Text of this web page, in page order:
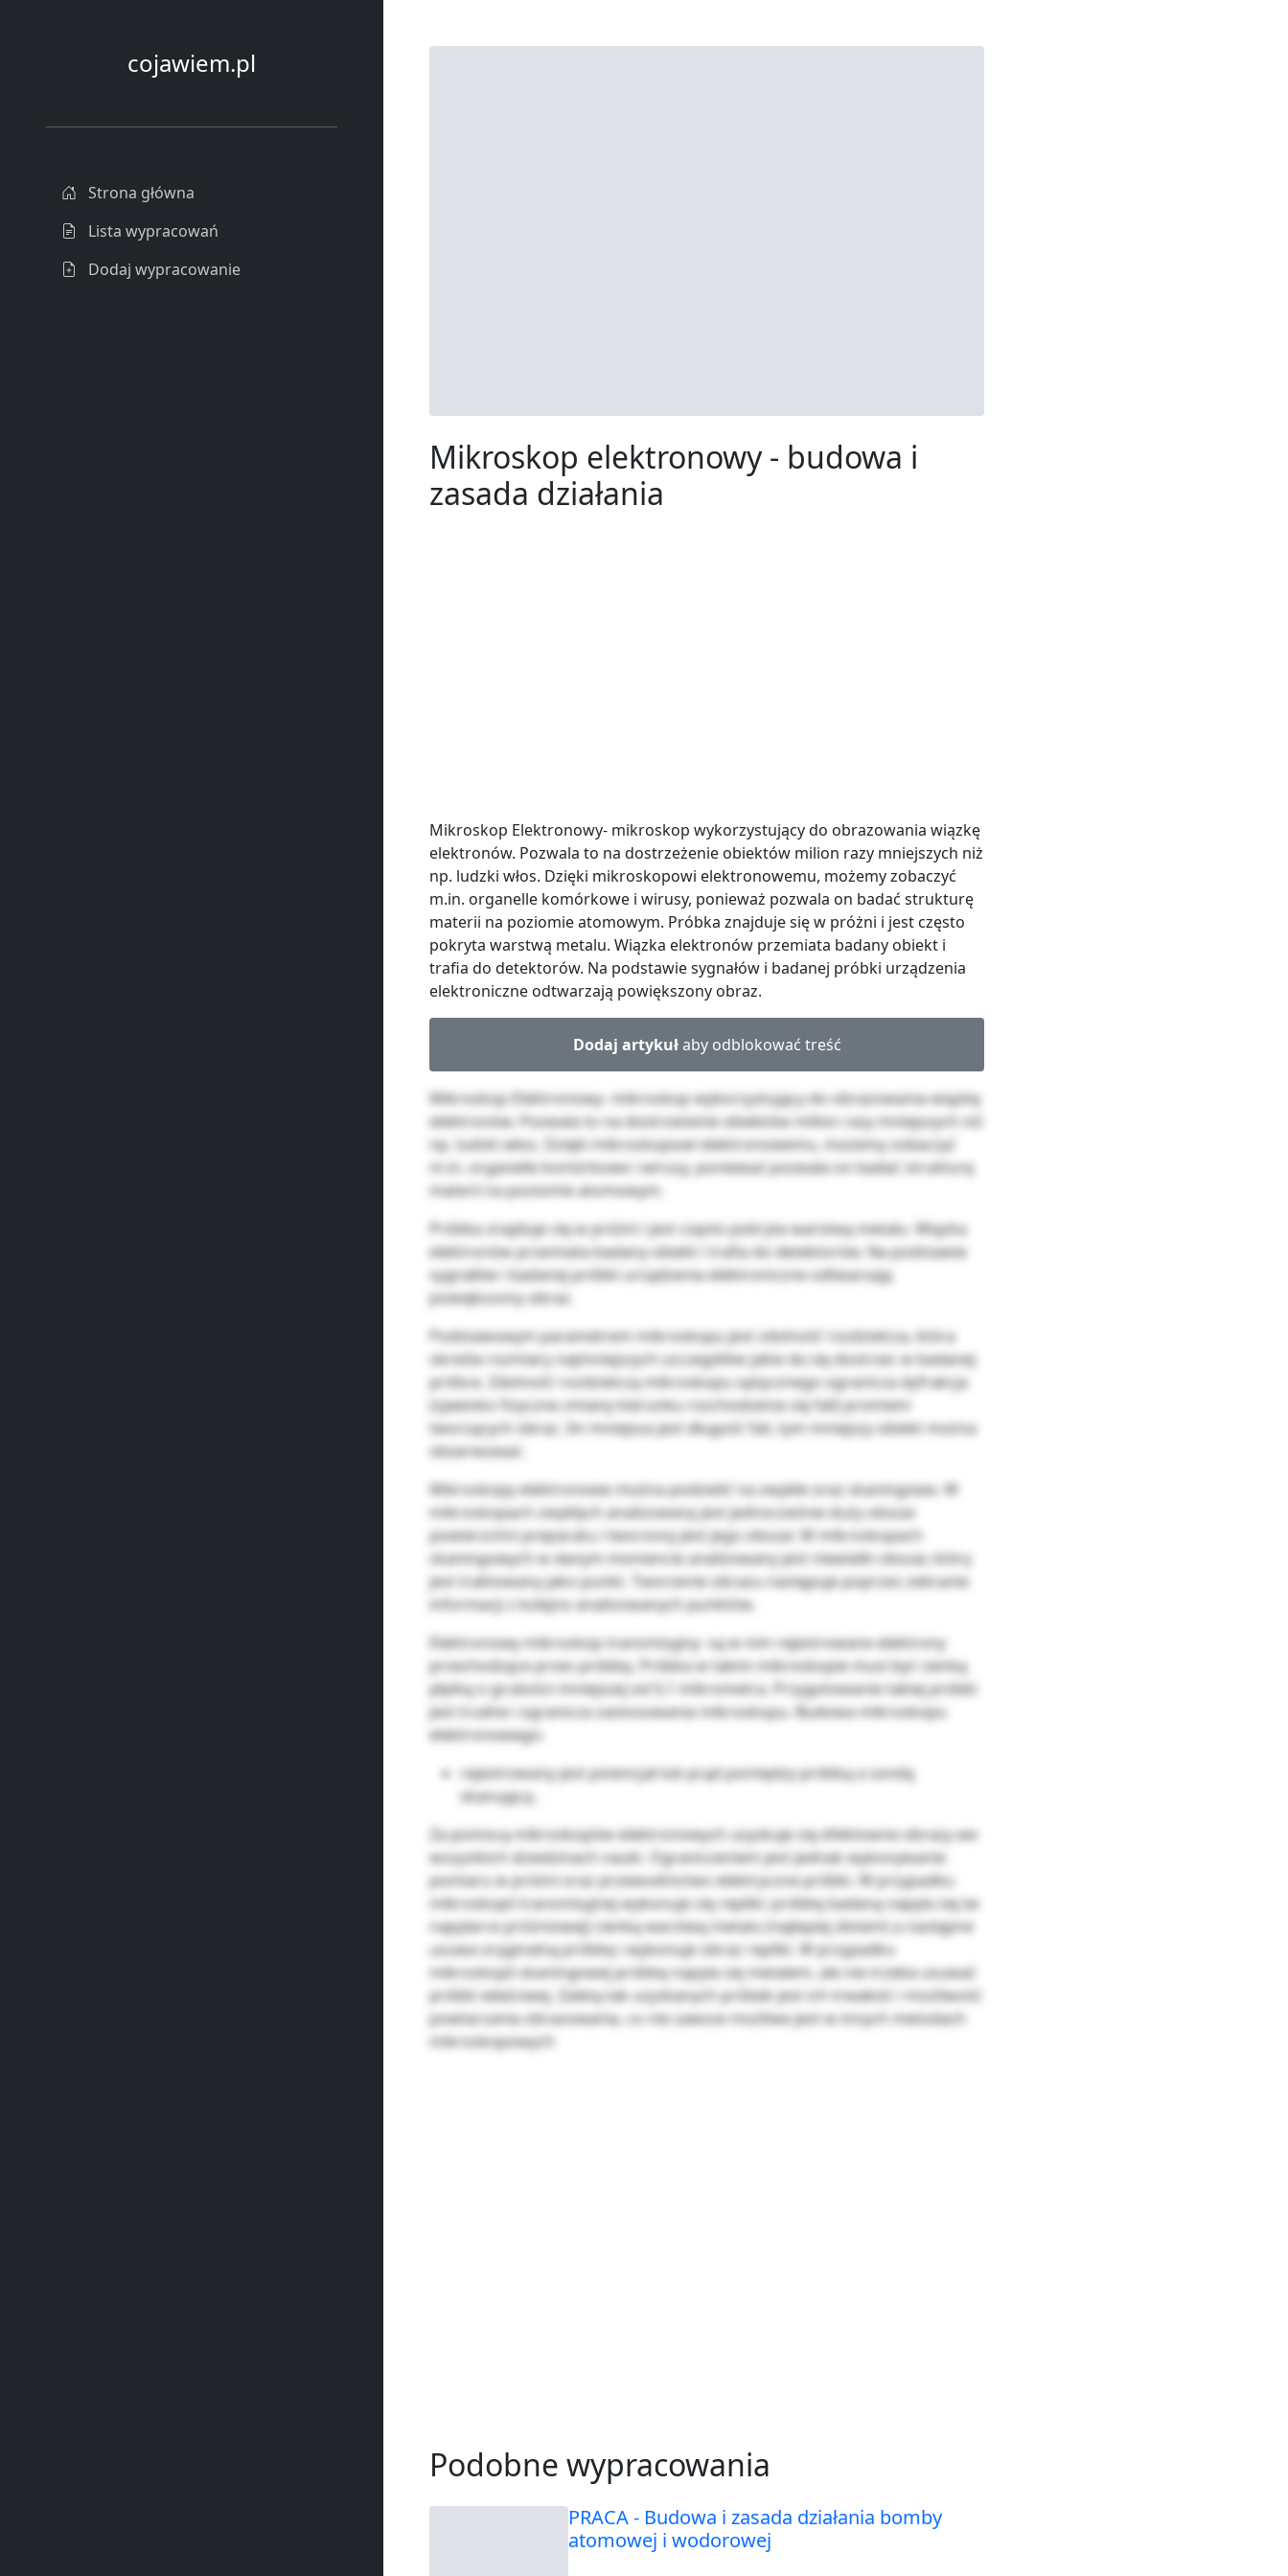
cojawiem.pl
Strona główna
Lista wypracowań
Dodaj wypracowanie
Mikroskop elektronowy - budowa i
zasada działania
Mikroskop Elektronowy- mikroskop wykorzystujący do obrazowania wiązkę
elektronów. Pozwala to na dostrzeżenie obiektów milion razy mniejszych niż
np. ludzki włos. Dzięki mikroskopowi elektronowemu, możemy zobaczyć
m.in. organelle komórkowe i wirusy, ponieważ pozwala on badać strukturę
materii na poziomie atomowym. Próbka znajduje się w próżni i jest często
pokryta warstwą metalu. Wiązka elektronów przemiata badany obiekt i
trafia do detektorów. Na podstawie sygnałów i badanej próbki urządzenia
elektroniczne odtwarzają powiększony obraz.
Dodaj artykułaby odblokować treść
Mikroskop Elektronowy- mikroskop wykorzystujący do obrazowania wiązkę
elektronów. Pozwala to na dostrzeżenie obiektów milion razy mniejszych niż
np. ludzki włos. Dzięki mikroskopowi elektronowemu, możemy zobaczyć
m.in. organelle komórkowe i wirusy, ponieważ pozwala on badać strukturę
materii na poziomie atomowym.
Próbka znajduje się w próżni i jest często pokryta warstwą metalu. Wiązka
elektronów przemiata badany obiekt i trafia do detektorów. Na podstawie
sygnałów i badanej próbki urządzenia elektroniczne odtwarzają
powiększony obraz.
Podstawowym parametrem mikroskopu jest zdolność rozdzielcza, która
określa rozmiary najmniejszych szczegółów jakie da się dostrzec w badanej
próbce. Zdolność rozdzielczą mikroskopu optycznego ogranicza dyfrakcja
(zjawisko fizyczne zmiany kierunku rozchodzenia się fali) promieni
tworzących obraz. Im mniejsza jest długość fali, tym mniejszy obiekt można
obserwować.
Mikroskopy elektronowe można podzielić na zwykłe oraz skaningowe. W
mikroskopach zwykłych analizowany jest jednocześnie duży obszar
powierzchni preparatu i tworzony jest jego obszar. W mikroskopach
skaningowych w danym momencie analizowany jest niewielki obszar, który
jest traktowany jako punkt. Tworzenie obrazu następuje poprzez zebranie
informacji z kolejno analizowanych punktów.
Elektronowy mikroskop transmisyjny- są w nim rejestrowane elektrony
przechodzące przez próbkę. Próbka w takim mikroskopie musi być cienką
płytką o grubości mniejszej od 0,1 mikrometra. Przygotowanie takiej próbki
jest trudne i ogranicza zastosowania mikroskopu. Budowa mikroskopu
elektronowego:
rejestrowany jest potencjał lub prąd pomiędzy próbką a sondą
skanującą .
Za pomocą mikroskopów elektronowych uzyskuje się efektowne obrazy we
wszystkich dziedzinach nauki. Ograniczeniem jest jednak wykonywanie
pomiaru w próżni oraz przewodnictwo elektryczne próbki. W przypadku
mikroskopii transmisyjnej wykonuje się repliki: próbkę badaną napyla się (w
napylarce próżniowej) cienką warstwą metalu (najlepiej złotem) a następne
usuwa oryginalną próbkę i wykonuje obraz repliki. W przypadku
mikroskopii skaningowej próbkę napyla się metalem, ale nie trzeba usuwać
próbki właściwej. Zaletą tak uzyskanych próbek jest ich trwałość i możliwość
powtarzania obrazowania, co nie zawsze możliwe jest w innych metodach
mikroskopowych
Podobne wypracowania
PRACA - Budowa i zasada działania bomby
atomowej i wodorowej